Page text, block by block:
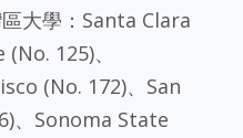
大學：Santa Clara
125)、
(No. 172)、San
、Sonoma State